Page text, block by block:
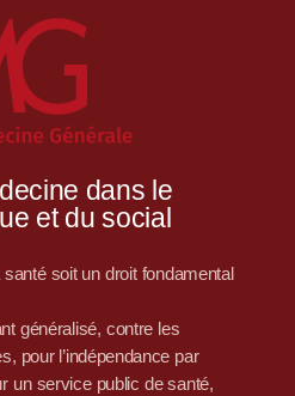
dans le
et du social
soit un droit fondamental
généralisé, contre les
pour l’indépendance par
un service public de santé,